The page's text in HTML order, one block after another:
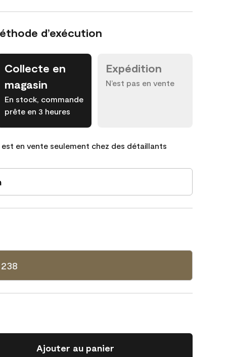
d’exécution
Collecte en
magasin
En stock, commande
prête en 3 heures
Expédition
N’est pas en vente
en vente seulement chez des détaillants
Ajouter au panier